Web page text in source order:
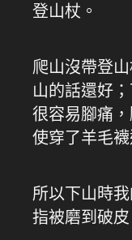
登山杖。
爬山沒帶登
山的話還好
很容易腳痛
使穿了羊毛
所以下山時
指被磨到破皮